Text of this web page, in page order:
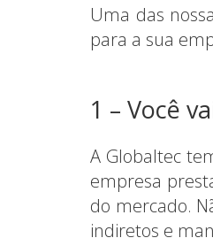
Uma das
para a sua
1 – Você
A Globaltec
empresa
do mercado.
indiretos e